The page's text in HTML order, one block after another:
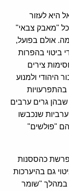
היא לעזור
"מאבק צבאי"
אולם בפועל,
ביטוי בהפרות
צירים
היהודי ולמנוע
שבהן גרים ערבים
שנכבשו
הם "פולשים"
כהססנות
גם בהיערכות
במהלך "שומר